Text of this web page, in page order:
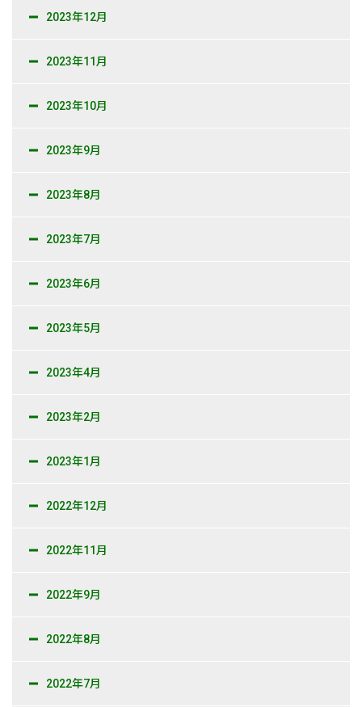
2023年12月
2023年11月
2023年10月
2023年9月
2023年8月
2023年7月
2023年6月
2023年5月
2023年4月
2023年2月
2023年1月
2022年12月
2022年11月
2022年9月
2022年8月
2022年7月